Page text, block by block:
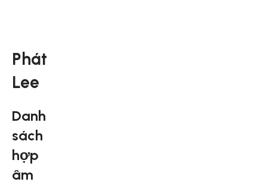
Phát
Lee
Danh
sách
hợp
âm